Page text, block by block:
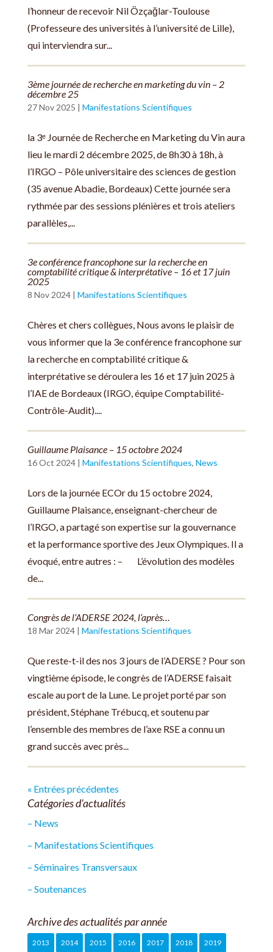
l’honneur de recevoir Nil Özçağlar-Toulouse
(Professeure des universités à l’université de Lille),
qui interviendra sur...
3ème journée de recherche en marketing du vin – 2
décembre 25
27 Nov 2025 | Manifestations Scientifiques
la 3ᵉ Journée de Recherche en Marketing du Vin aura
lieu le mardi 2 décembre 2025, de 8h30 à 18h, à
l’IRGO – Pôle universitaire des sciences de gestion
(35 avenue Abadie, Bordeaux) Cette journée sera
rythmée par des sessions plénières et trois ateliers
parallèles,...
3e conférence francophone sur la recherche en
comptabilité critique & interprétative – 16 et 17 juin
2025
8 Nov 2024| Manifestations Scientifiques
Chères et chers collègues, Nous avons le plaisir de
vous informer que la 3e conférence francophone sur
la recherche en comptabilité critique &
interprétative se déroulera les 16 et 17 juin 2025 à
l’IAE de Bordeaux (IRGO, équipe Comptabilité-
Contrôle-Audit)....
Guillaume Plaisance – 15 octobre 2024
16 Oct 2024| Manifestations Scientifiques, News
Lors de la journée ECOr du 15 octobre 2024,
Guillaume Plaisance, enseignant-chercheur de
l’IRGO, a partagé son expertise sur la gouvernance
et la performance sportive des Jeux Olympiques. Il a
évoqué, entre autres : – L’évolution des modèles
de...
Congrès de l’ADERSE 2024, l’après…
18 Mar 2024| Manifestations Scientifiques
Que reste-t-il des nos 3 jours de l’ADERSE ? Pour son
vingtième épisode, le congrès de l’ADERSE faisait
escale au port de la Lune. Le projet porté par son
président, Stéphane Trébucq, et soutenu par
l’ensemble des membres de l’axe RSE a connu un
grand succès avec près...
« Entrées précédentes
Catégories d’actualités
– News
– Manifestations Scientifiques
– Séminaires Transversaux
– Soutenances
Archive des actualités par année
2013 2014 2015 2016 2017 2018 2019